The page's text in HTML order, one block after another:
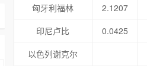
匈牙利福林
2.1207
印尼卢比
0.0425
以色列谢克尔